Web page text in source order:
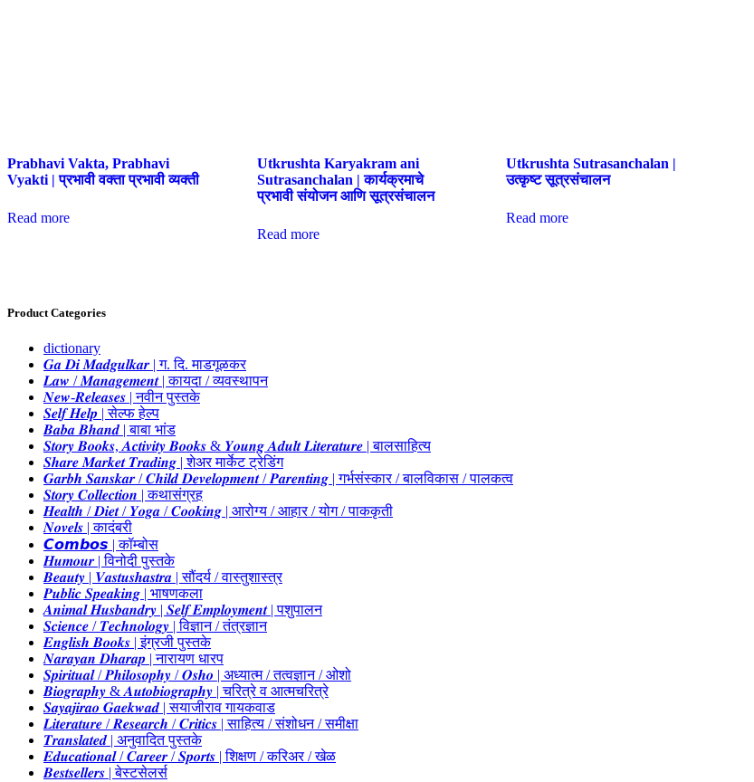
Prabhavi Vakta, Prabhavi
Vyakti | प्रभावी वक्ता प्रभावी व्यक्ती
Read more
Utkrushta Karyakram ani
Sutrasanchalan | कार्यक्रमाचे
प्रभावी संयोजन आणि सूत्रसंचालन
Read more
Utkrushta Sutrasanchalan |
उत्कृष्ट सूत्रसंचालन
Read more
Product Categories
dictionary
𝑮𝒂 𝑫𝒊 𝑴𝒂𝒅𝒈𝒖𝒍𝒌𝒂𝒓 | ग. दि. माडगूळकर
𝑳𝒂𝒘 / 𝑴𝒂𝒏𝒂𝒈𝒆𝒎𝒆𝒏𝒕 | कायदा / व्यवस्थापन
𝑵𝒆𝒘-𝑹𝒆𝒍𝒆𝒂𝒔𝒆𝒔 | नवीन पुस्तके
𝑺𝒆𝒍𝒇 𝑯𝒆𝒍𝒑 | सेल्फ हेल्प
𝑩𝒂𝒃𝒂 𝑩𝒉𝒂𝒏𝒅 | बाबा भांड
𝑺𝒕𝒐𝒓𝒚 𝑩𝒐𝒐𝒌𝒔, 𝑨𝒄𝒕𝒊𝒗𝒊𝒕𝒚 𝑩𝒐𝒐𝒌𝒔 & 𝒀𝒐𝒖𝒏𝒈 𝑨𝒅𝒖𝒍𝒕 𝑳𝒊𝒕𝒆𝒓𝒂𝒕𝒖𝒓𝒆 | बालसाहित्य
𝑺𝒉𝒂𝒓𝒆 𝑴𝒂𝒓𝒌𝒆𝒕 𝑻𝒓𝒂𝒅𝒊𝒏𝒈 | शेअर मार्केट ट्रेडिंग
𝑮𝒂𝒓𝒃𝒉 𝑺𝒂𝒏𝒔𝒌𝒂𝒓 / 𝑪𝒉𝒊𝒍𝒅 𝑫𝒆𝒗𝒆𝒍𝒐𝒑𝒎𝒆𝒏𝒕 / 𝑷𝒂𝒓𝒆𝒏𝒕𝒊𝒏𝒈 | गर्भसंस्कार / बालविकास / पालकत्व
𝑺𝒕𝒐𝒓𝒚 𝑪𝒐𝒍𝒍𝒆𝒄𝒕𝒊𝒐𝒏 | कथासंग्रह
𝑯𝒆𝒂𝒍𝒕𝒉 / 𝑫𝒊𝒆𝒕 / 𝒀𝒐𝒈𝒂 / 𝑪𝒐𝒐𝒌𝒊𝒏𝒈 | आरोग्य / आहार / योग / पाककृती
𝑵𝒐𝒗𝒆𝒍𝒔 | कादंबरी
𝘾𝙤𝙢𝙗𝙤𝙨 | कॉम्बोस
𝑯𝒖𝒎𝒐𝒖𝒓 | विनोदी पुस्तके
𝑩𝒆𝒂𝒖𝒕𝒚 | 𝑽𝒂𝒔𝒕𝒖𝒔𝒉𝒂𝒔𝒕𝒓𝒂 | सौंदर्य / वास्तुशास्त्र
𝑷𝒖𝒃𝒍𝒊𝒄 𝑺𝒑𝒆𝒂𝒌𝒊𝒏𝒈 | भाषणकला
𝑨𝒏𝒊𝒎𝒂𝒍 𝑯𝒖𝒔𝒃𝒂𝒏𝒅𝒓𝒚 | 𝑺𝒆𝒍𝒇 𝑬𝒎𝒑𝒍𝒐𝒚𝒎𝒆𝒏𝒕 | पशुपालन
𝑺𝒄𝒊𝒆𝒏𝒄𝒆 / 𝑻𝒆𝒄𝒉𝒏𝒐𝒍𝒐𝒈𝒚 | विज्ञान / तंत्रज्ञान
𝑬𝒏𝒈𝒍𝒊𝒔𝒉 𝑩𝒐𝒐𝒌𝒔 | इंग्रजी पुस्तके
𝑵𝒂𝒓𝒂𝒚𝒂𝒏 𝑫𝒉𝒂𝒓𝒂𝒑 | नारायण धारप
𝑺𝒑𝒊𝒓𝒊𝒕𝒖𝒂𝒍 / 𝑷𝒉𝒊𝒍𝒐𝒔𝒐𝒑𝒉𝒚 / 𝑶𝒔𝒉𝒐 | अध्यात्म / तत्वज्ञान / ओशो
𝑩𝒊𝒐𝒈𝒓𝒂𝒑𝒉𝒚 & 𝑨𝒖𝒕𝒐𝒃𝒊𝒐𝒈𝒓𝒂𝒑𝒉𝒚 | चरित्रे व आत्मचरित्रे
𝑺𝒂𝒚𝒂𝒋𝒊𝒓𝒂𝒐 𝑮𝒂𝒆𝒌𝒘𝒂𝒅 | सयाजीराव गायकवाड
𝑳𝒊𝒕𝒆𝒓𝒂𝒕𝒖𝒓𝒆 / 𝑹𝒆𝒔𝒆𝒂𝒓𝒄𝒉 / 𝑪𝒓𝒊𝒕𝒊𝒄𝒔 | साहित्य / संशोधन / समीक्षा
𝑻𝒓𝒂𝒏𝒔𝒍𝒂𝒕𝒆𝒅 | अनुवादित पुस्तके
𝑬𝒅𝒖𝒄𝒂𝒕𝒊𝒐𝒏𝒂𝒍 / 𝑪𝒂𝒓𝒆𝒆𝒓 / 𝑺𝒑𝒐𝒓𝒕𝒔 | शिक्षण / करिअर / खेळ
𝑩𝒆𝒔𝒕𝒔𝒆𝒍𝒍𝒆𝒓𝒔 | बेस्टसेलर्स